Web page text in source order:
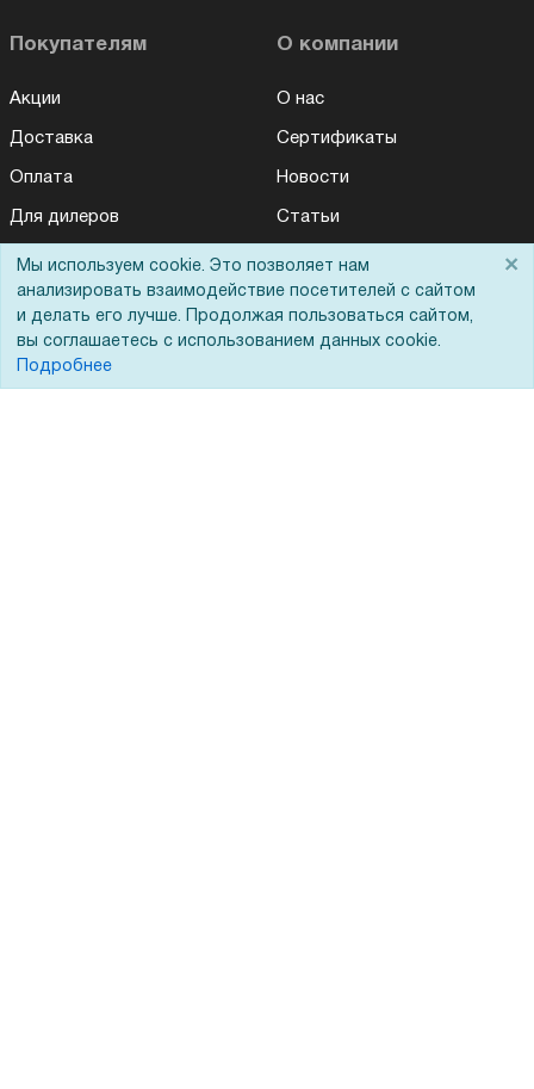
Покупателям
Акции
Доставка
Оплата
Для дилеров
Лизинг
Кредитование
Госучреждениям
Тендеры
О компании
О нас
Сертификаты
Новости
Статьи
Демопоказ
Мы используем cookie. Это позволяет нам
анализировать взаимодействие посетителей с сайтом
и делать его лучше. Продолжая пользоваться сайтом,
вы соглашаетесь с использованием данных cookie.
Подробнее
×